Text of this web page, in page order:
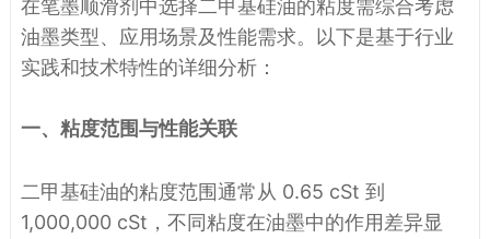
在笔墨顺滑剂中选择二甲基硅油的粘度需综合考虑
油墨类型、应用场景及性能需求。以下是基于行业
实践和技术特性的详细分析：
一、粘度范围与性能关联
二甲基硅油的粘度范围通常从 0.65 cSt 到
1,000,000 cSt，不同粘度在油墨中的作用差异显